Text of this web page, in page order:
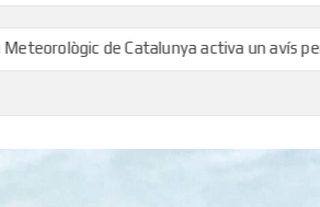
activa un avís per la possibilitat